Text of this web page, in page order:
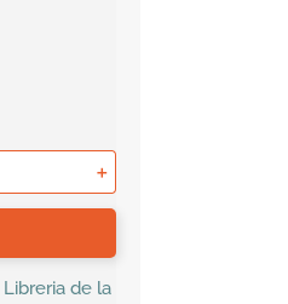
＋
Libreria de la